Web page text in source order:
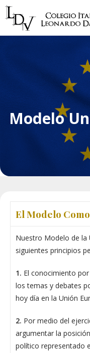
Modelo
El Modelo
Nuestro Modelo de la
siguientes principios
1. El conocimiento
los temas y debates
hoy día en la Unión
2. Por medio del
argumentar la
político representado